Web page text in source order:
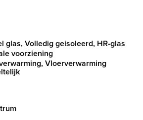
zijn binnen handbereik.
voor €35.000,- k.k. en
glas, Volledig geisoleerd, HR-glas
voorziening
Vloerverwarming